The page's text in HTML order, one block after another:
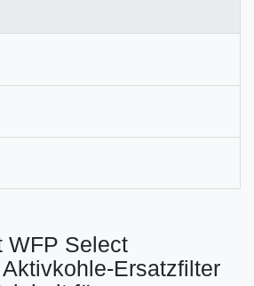
WFP Select
Ersatzfilter